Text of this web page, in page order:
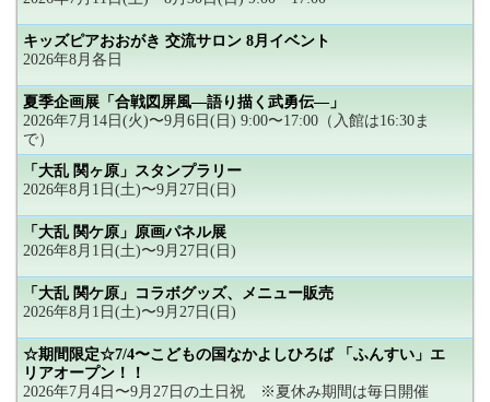
キッズピアおおがき 交流サロン 8月イベント
2026年8月各日
夏季企画展「合戦図屏風―語り描く武勇伝―」
2026年7月14日(火)〜9月6日(日) 9:00〜17:00（入館は16:30ま
で）
「大乱 関ヶ原」スタンプラリー
2026年8月1日(土)〜9月27日(日)
「大乱 関ケ原」原画パネル展
2026年8月1日(土)〜9月27日(日)
「大乱 関ケ原」コラボグッズ、メニュー販売
2026年8月1日(土)〜9月27日(日)
☆期間限定☆7/4〜こどもの国なかよしひろば 「ふんすい」エ
リアオープン！！
2026年7月4日〜9月27日の土日祝 ※夏休み期間は毎日開催